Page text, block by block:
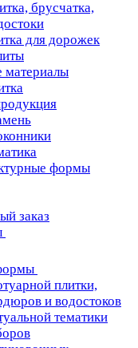
брусчатка,
для дорожек
материалы
формы
заказ
плитки,
и водостоков
тематики